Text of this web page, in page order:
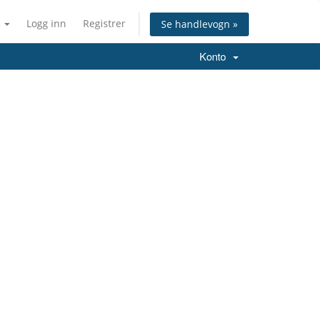
Logg inn Registrer Se handlevogn »
Konto